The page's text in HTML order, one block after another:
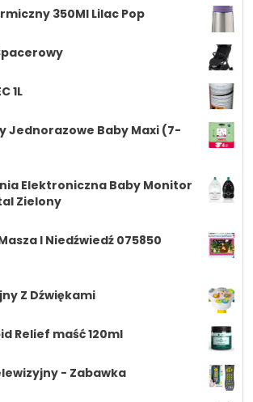
350Ml Lilac Pop
1L
Jednorazowe Baby Maxi (7-
Elektroniczna Baby Monitor
Zielony
I Niedźwiedź 075850
Z Dźwiękami
Relief maść 120ml
- Zabawka